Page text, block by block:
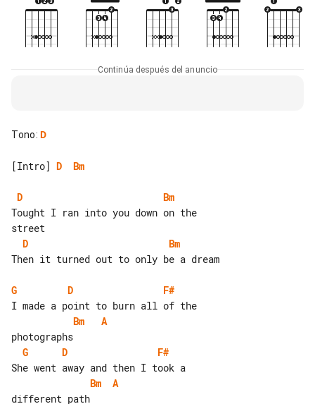
Continúa después del anuncio
Tono: D
[Intro] D Bm
D
Bm
Tought I ran into you down on the
D
Bm
Then it turned out to only be a dream
G D
F#
Bm
A
G
D
F#
Bm
A